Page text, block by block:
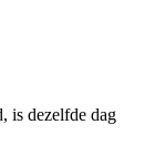
is dezelfde dag